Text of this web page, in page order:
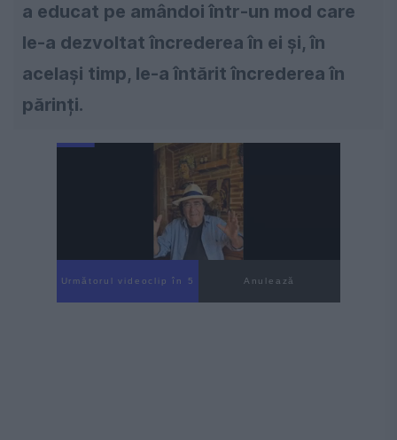
a educat pe amândoi într-un mod care
le-a dezvoltat încrederea în ei și, în
același timp, le-a întărit încrederea în
părinți.
Următorul videoclip în 4 Anulează